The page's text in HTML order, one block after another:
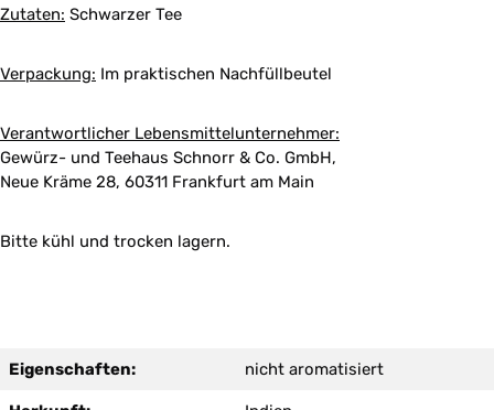
Zutaten: Schwarzer Tee
Verpackung: Im praktischen Nachfüllbeutel
Verantwortlicher Lebensmittelunternehmer:
Gewürz- und Teehaus Schnorr & Co. GmbH,
Neue Kräme 28, 60311 Frankfurt am Main
Bitte kühl und trocken lagern.
Eigenschaften: nicht aromatisiert